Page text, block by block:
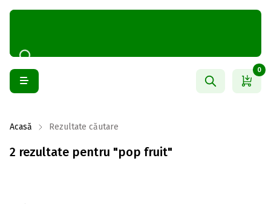
0
Acasă Rezultate căutare
2 rezultate pentru "pop fruit"